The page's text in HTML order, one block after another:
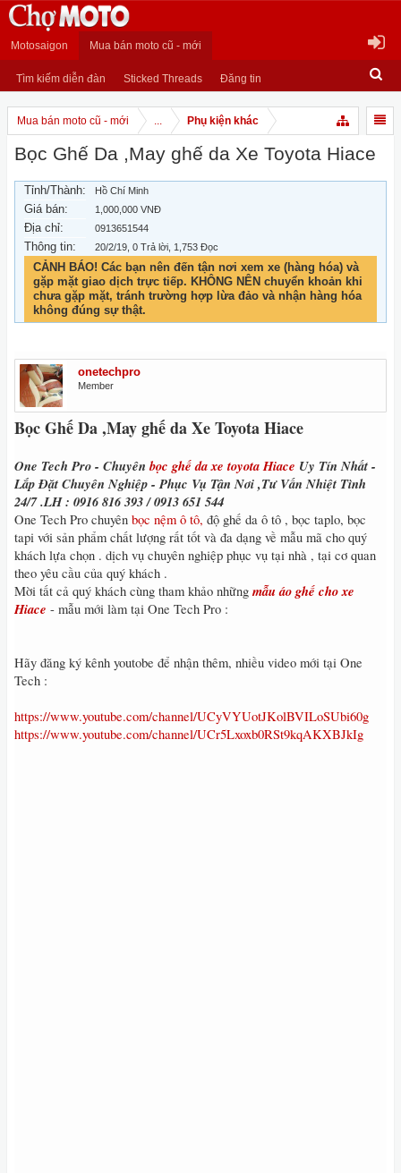
Motosaigon Mua bán moto cũ - mới
Tìm kiếm diễn đàn Sticked Threads Đăng tin
Mua bán moto cũ - mới ... Phụ kiện khác
Bọc Ghế Da ,May ghế da Xe Toyota Hiace
Tỉnh/Thành: Hồ Chí Minh
Giá bán: 1,000,000 VNĐ
Địa chỉ: 0913651544
Thông tin: 20/2/19 , 0 Trả lời, 1,753 Đọc
CẢNH BÁO! Các bạn nên đến tận nơi xem xe (hàng hóa) và
gặp mặt giao dịch trực tiếp. KHÔNG NÊN chuyển khoản khi
chưa gặp mặt, tránh trường hợp lừa đảo và nhận hàng hóa
không đúng sự thật.
onetechpro
Member
Bọc Ghế Da ,May ghế da Xe Toyota Hiace
One Tech Pro - Chuyên bọc ghế da xe toyota Hiace Uy Tín Nhất -
Lắp Đặt Chuyên Nghiệp - Phục Vụ Tận Nơi ,Tư Vấn Nhiệt Tình
24/7 .LH : 0916 816 393 / 0913 651 544
One Tech Pro chuyên bọc nệm ô tô, độ ghế da ô tô , bọc taplo, bọc
tapi với sản phẩm chất lượng rất tốt và đa dạng về mẫu mã cho quý
khách lựa chọn . dịch vụ chuyên nghiệp phục vụ tại nhà , tại cơ quan
theo yêu cầu của quý khách .
Mời tất cả quý khách cùng tham khảo những mẫu áo ghế cho xe
Hiace - mẫu mới làm tại One Tech Pro :
Hãy đăng ký kênh youtobe để nhận thêm, nhiều video mới tại One
Tech :
https://www.youtube.com/channel/UCyVYUotJKolBVILoSUbi60g
https://www.youtube.com/channel/UCr5Lxoxb0RSt9kqAKXBJkIg